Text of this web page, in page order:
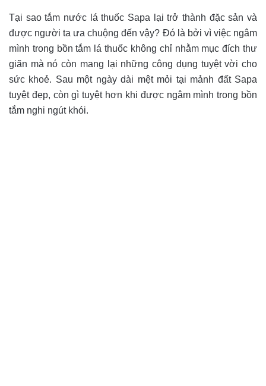
Tại sao tắm nước lá thuốc Sapa lại trở thành đặc sản và
được người ta ưa chuộng đến vậy? Đó là bởi vì việc ngâm
mình trong bồn tắm lá thuốc không chỉ nhằm mục đích thư
giãn mà nó còn mang lại những công dụng tuyệt vời cho
sức khoẻ. Sau một ngày dài mệt mỏi tại mảnh đất Sapa
tuyệt đẹp, còn gì tuyệt hơn khi được ngâm mình trong bồn
tắm nghi ngút khói.